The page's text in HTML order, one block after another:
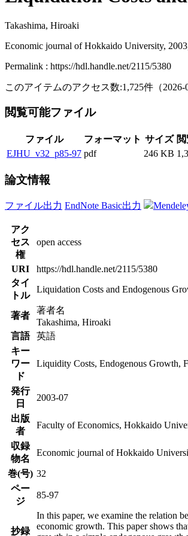
Takashima, Hiroaki
Economic journal of Hokkaido University,
Permalink : https://hdl.handle.net/2115/5380
このアイテムのアクセス数:1,725件 （2026-
閲覧可能ファイル
ファイル フォーマット サイズ
EJHU_v32_p85-97 pdf 246 KB
論文情報
ファイル出力 EndNote Basic出力
アク
セス
権
open access
URI
https://hdl.handle.net/2115/5380
タイ
トル
Liquidation Costs and Endogenous
著者
著者名
Takashima, Hiroaki
言語
英語
キー
ワー
ド
Liquidity Costs, Endogenous Growth,
発行
日
2003-07
出版
者
Faculty of Economics, Hokkaido
収録
物名
Economic journal of Hokkaido
巻(号) 32
ペー
ジ
85-97
抄録
In this paper, we examine the relation
economic growth. This paper shows